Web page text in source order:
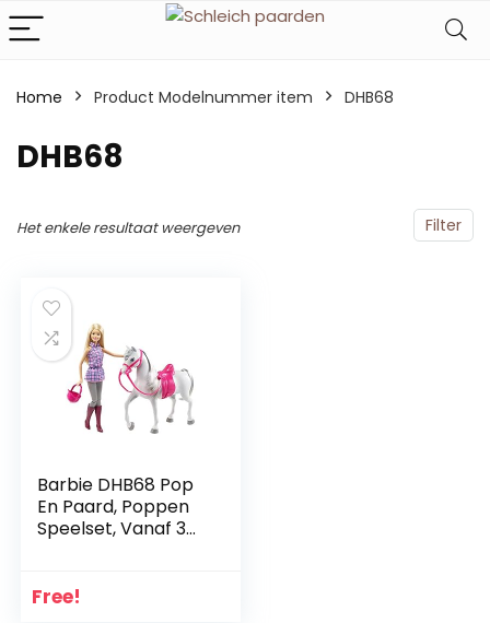
Home Product Modelnummer item ‎DHB68
‎DHB68
Filter
Het enkele resultaat weergeven
Barbie DHB68 Pop
En Paard, Poppen
Speelset, Vanaf 3
Free!